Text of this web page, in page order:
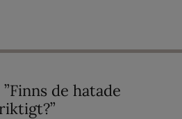
de hatade